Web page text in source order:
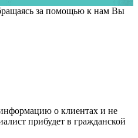
за помощью к нам Вы
о клиентах и не
прибудет в гражданской